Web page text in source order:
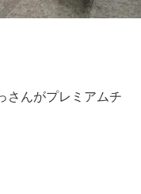
さんがプレミアムチ